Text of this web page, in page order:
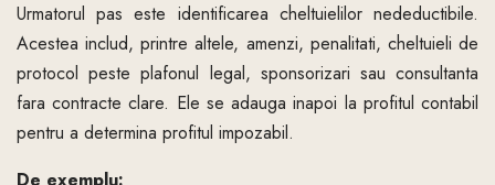
Urmatorul pas este identificarea cheltuielilor nedeductibile.
Acestea includ, printre altele, amenzi, penalitati, cheltuieli de
protocol peste plafonul legal, sponsorizari sau consultanta
fara contracte clare. Ele se adauga inapoi la profitul contabil
pentru a determina profitul impozabil.